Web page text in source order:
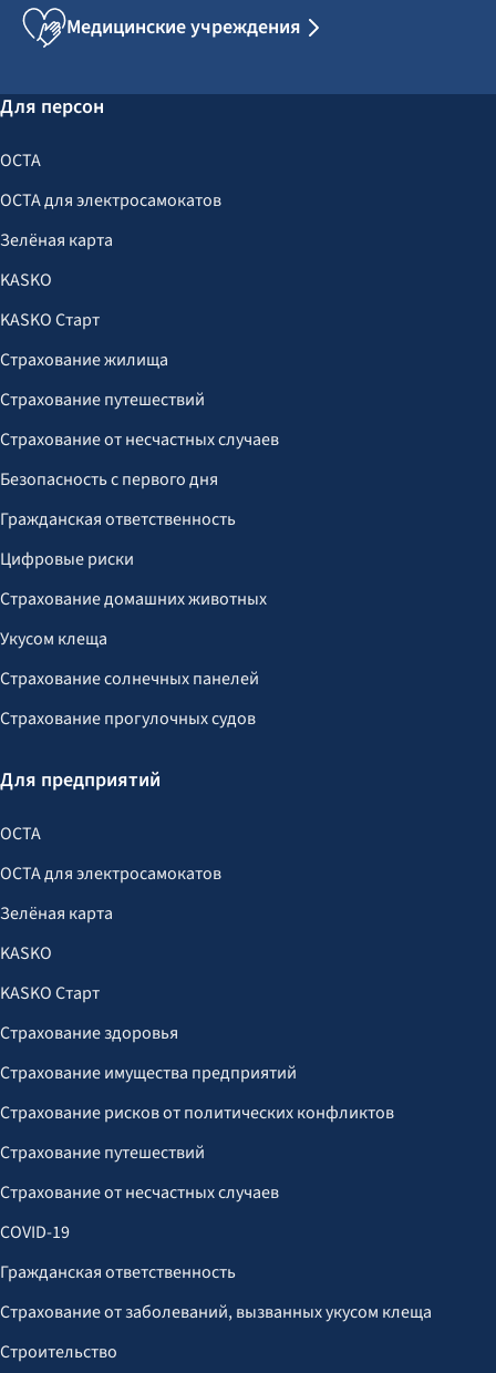
Медицинские учреждения
Для персон
OCTA
OCTA для электросамокатов
Зелёная карта
KASKO
KASKO Старт
Страхование жилища
Страхование путешествий
Страхование от несчастных случаев
Безопасность с первого дня
Гражданская ответственность
Цифровые риски
Страхование домашних животных
Укусом клеща
Страхование солнечных панелей
Страхование прогулочных судов
Для предприятий
OCTA
OCTA для электросамокатов
Зелёная карта
KASKO
KASKO Старт
Страхование здоровья
Страхование имущества предприятий
Страхование рисков от политических конфликтов
Страхование путешествий
Страхование от несчастных случаев
COVID-19
Гражданская ответственность
Страхование от заболеваний, вызванных укусом клеща
Строительство